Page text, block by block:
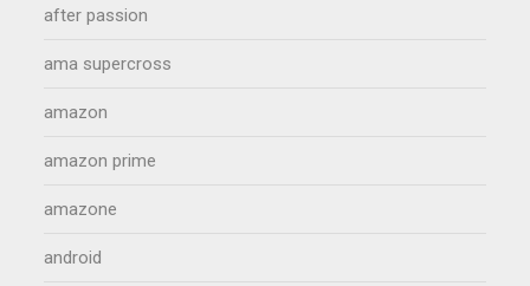
after passion
ama supercross
amazon
amazon prime
amazone
android